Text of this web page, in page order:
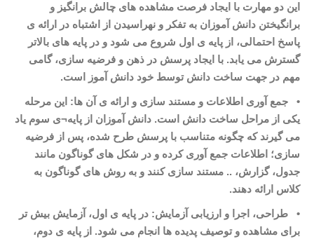
این دو مهارت با ایجاد فرصت مشاهده های چالش برانگیز و
برانگیختن دانش آموزان به تفکر و نهراسیدن از اشتباه در ارائه ی
پاسخ احتمالی، از پایه ی اول شروع می شود و در پایه های بالاتر
گسترش می یابد. با ایجاد پرسش در ذهن و فرضیه سازی، گامی
مهم در جهت ساخت دانش توسط خود دانش آموز است.
• جمع آوری اطلاعات و مستند سازی و ارائه ی آن ها: این مرحله
یکی از مراحل ساخت دانش است. دانش آموزان از پایه¬ی سوم یاد
می گیرند که چگونه متناسب با پرسش طرح شده، پس از فرضیه
سازی؛ اطلاعات جمع آوری کرده و در شکل های گوناگون مانند
جدول، گزارش، .. مستند سازی کنند و به روش های گوناگون به
کلاس ارائه دهند.
• طراحی، اجرا و ارزیابی آزمایش: در پایه ی اول، آزمایش بیش تر
برای مشاهده و توصیف پدیده ها انجام می شود. از پایه ی دوم،